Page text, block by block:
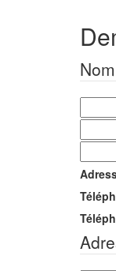
Nom